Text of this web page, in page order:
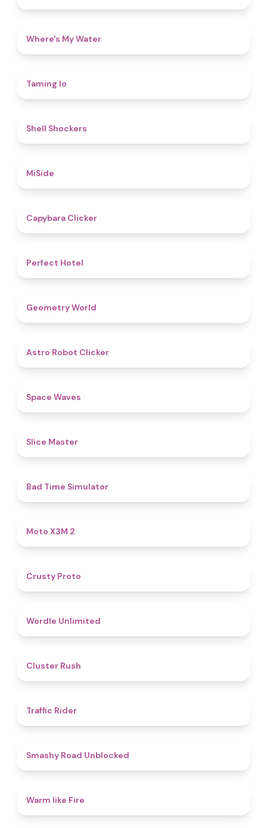
Where's My Water
Taming Io
Shell Shockers
MiSide
Capybara Clicker
Perfect Hotel
Geometry World
Astro Robot Clicker
Space Waves
Slice Master
Bad Time Simulator
Moto X3M 2
Crusty Proto
Wordle Unlimited
Cluster Rush
Traffic Rider
Smashy Road Unblocked
Warm like Fire